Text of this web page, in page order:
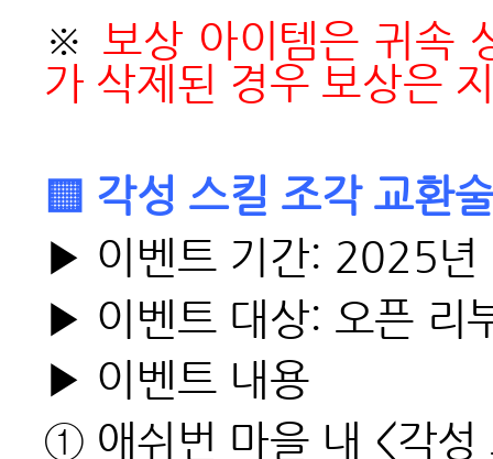
※ 보상 아이템은 귀속
가 삭제된 경우 보상은
▒ 각성 스킬 조각 교환
▶ 이벤트 기간: 2025
▶ 이벤트 대상: 오픈 리
▶ 이벤트 내용
① 애쉬번 마을 내 <각성